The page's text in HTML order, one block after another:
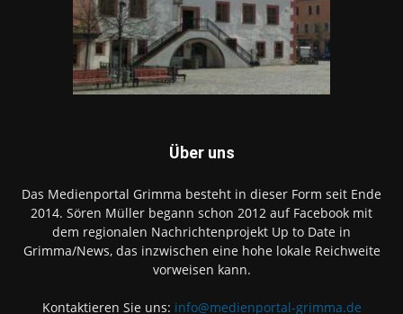
Über uns
Das Medienportal Grimma besteht in dieser Form seit Ende
2014. Sören Müller begann schon 2012 auf Facebook mit
dem regionalen Nachrichtenprojekt Up to Date in
Grimma/News, das inzwischen eine hohe lokale Reichweite
vorweisen kann.
Kontaktieren Sie uns: info@medienportal-grimma.de